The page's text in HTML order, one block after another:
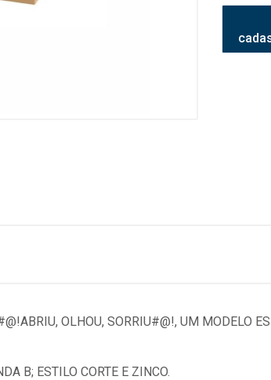
OLHOU, SORRIU#@!, UM MODELO
B; ESTILO CORTE E ZINCO.